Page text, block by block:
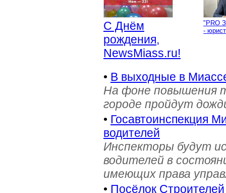
С Днём
рождения,
NewsMiass.ru!
"PRO
-
• В выходные в
На фоне повышения
городе пройдут
• Госавтоинспекция
водителей
Инспекторы будут
водителей в
имеющих права
• Посёлок